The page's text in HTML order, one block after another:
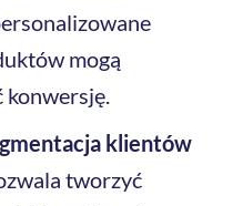
mogą
konwersję.
klientów
tworzyć